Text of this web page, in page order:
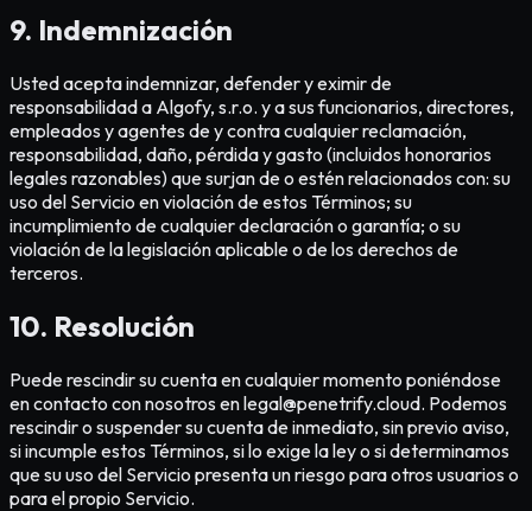
9. Indemnización
Usted acepta indemnizar, defender y eximir de
responsabilidad a Algofy, s.r.o. y a sus funcionarios, directores,
empleados y agentes de y contra cualquier reclamación,
responsabilidad, daño, pérdida y gasto (incluidos honorarios
legales razonables) que surjan de o estén relacionados con: su
uso del Servicio en violación de estos Términos; su
incumplimiento de cualquier declaración o garantía; o su
violación de la legislación aplicable o de los derechos de
terceros.
10. Resolución
Puede rescindir su cuenta en cualquier momento poniéndose
en contacto con nosotros en legal@penetrify.cloud. Podemos
rescindir o suspender su cuenta de inmediato, sin previo aviso,
si incumple estos Términos, si lo exige la ley o si determinamos
que su uso del Servicio presenta un riesgo para otros usuarios o
para el propio Servicio.